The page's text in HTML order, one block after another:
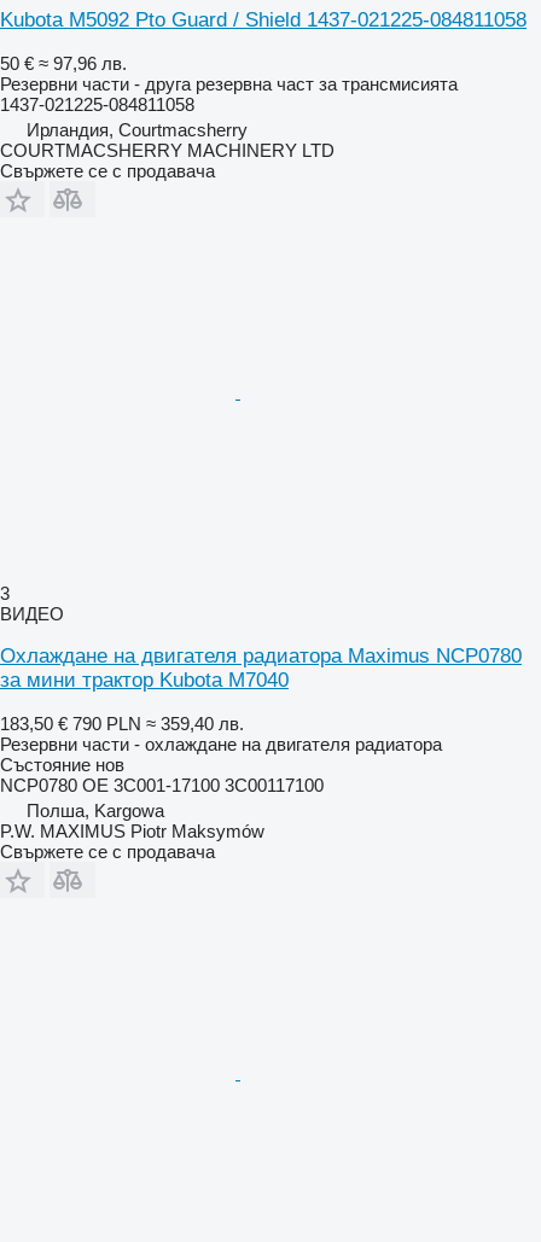
Kubota M5092 Pto Guard / Shield 1437-021225-084811058
50 € ≈ 97,96 лв.
Резервни части - друга резервна част за трансмисията
1437-021225-084811058
Ирландия, Courtmacsherry
COURTMACSHERRY MACHINERY LTD
Свържете се с продавача
3
ВИДЕО
Охлаждане на двигателя радиатора Maximus NCP0780
за мини трактор Kubota M7040
183,50 € 790 PLN ≈ 359,40 лв.
Резервни части - охлаждане на двигателя радиатора
Състояние нов
NCP0780 OE 3C001-17100 3C00117100
Полша, Kargowa
P.W. MAXIMUS Piotr Maksymów
Свържете се с продавача